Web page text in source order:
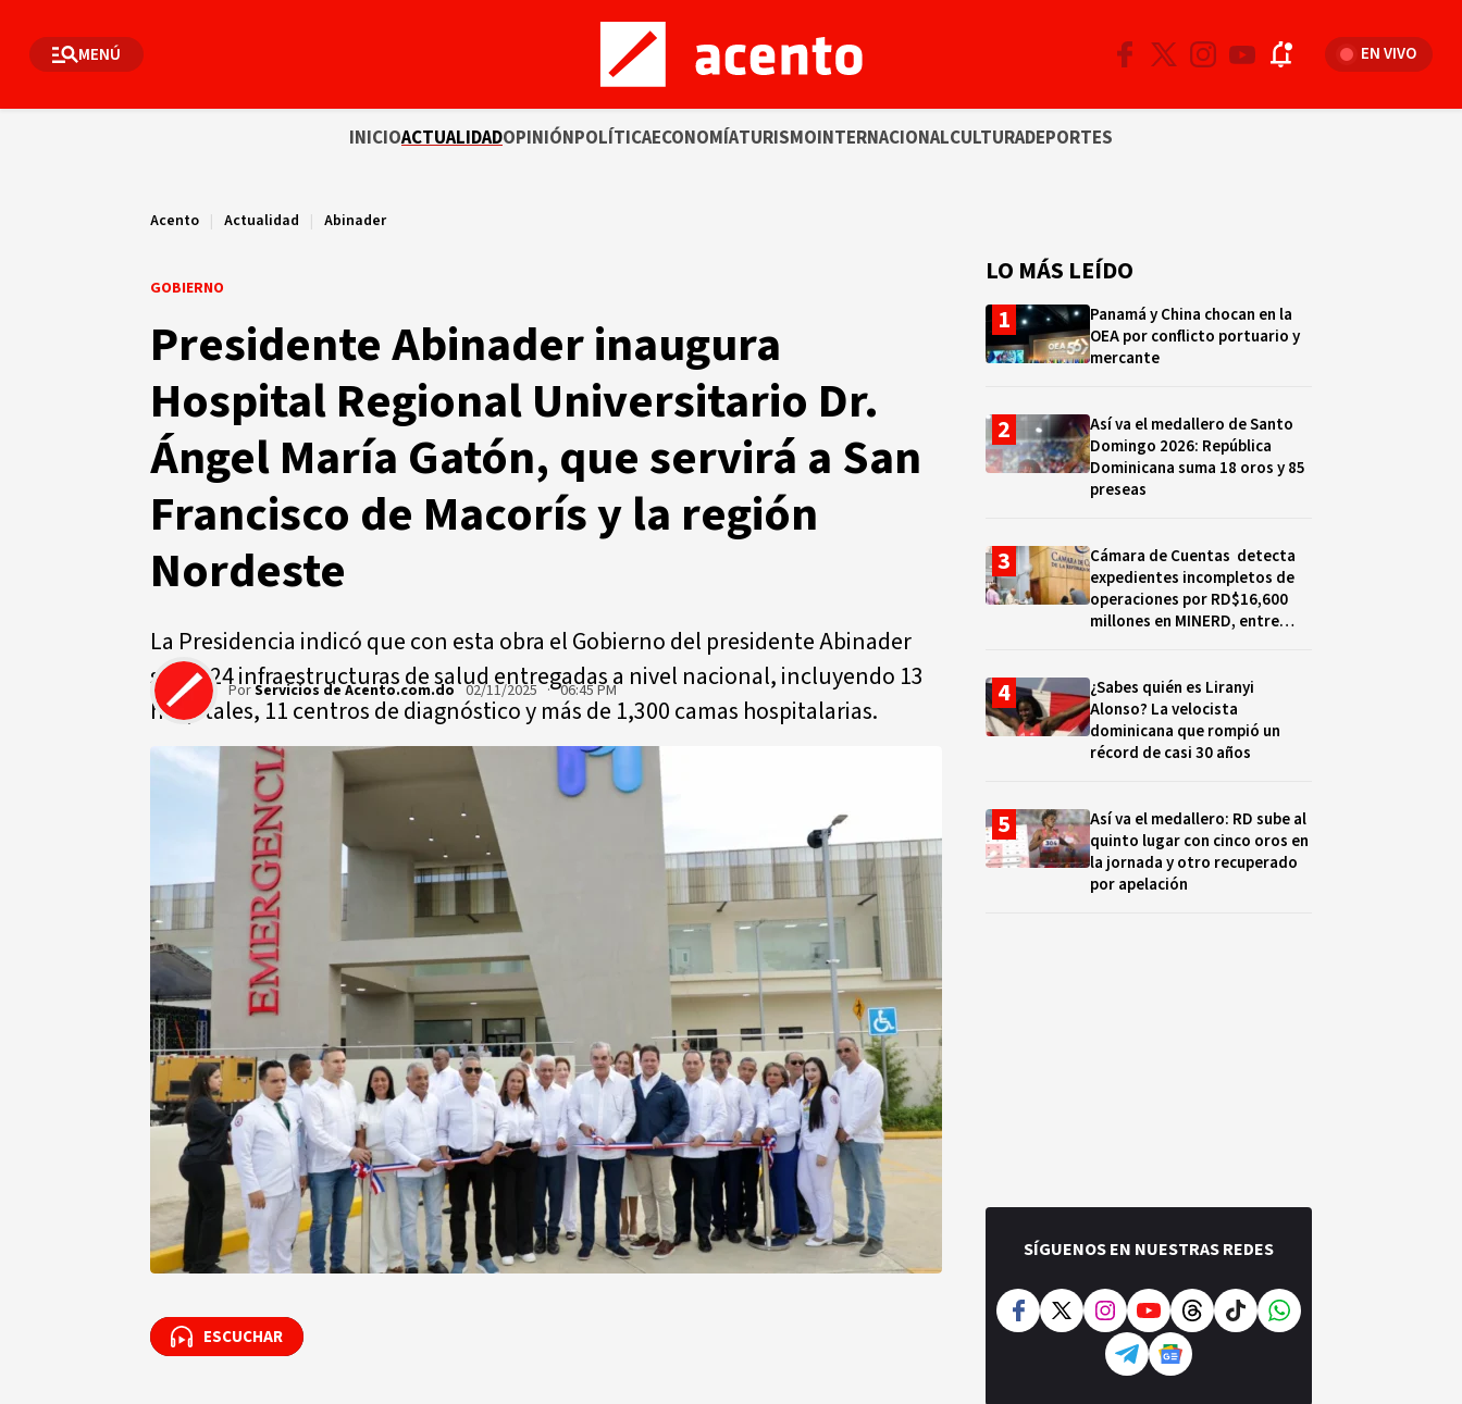
MENÚ EN VIVO
INICIOACTUALIDADOPINIÓNPOLÍTICAECONOMÍATURISMOINTERNACIONALCULTURADEPORTES
Acento | Actualidad | Abinader
GOBIERNO
Presidente Abinader inaugura
Hospital Regional Universitario Dr.
Ángel María Gatón, que servirá a San
Francisco de Macorís y la región
Nordeste
La Presidencia indicó que con esta obra el Gobierno del presidente Abinader
suma 24 infraestructuras de salud entregadas a nivel nacional, incluyendo 13
hospitales, 11 centros de diagnóstico y más de 1,300 camas hospitalarias.
PorServicios de Acento.com.do 02/11/2025 · 06:45 PM
ESCUCHAR
ESCUCHAR
LO MÁS LEÍDO
Panamá y China chocan en la
OEA por conflicto portuario y
mercante
Así va el medallero de Santo
Domingo 2026: República
Dominicana suma 18 oros y 85
preseas
Cámara de Cuentas detecta
expedientes incompletos de
operaciones por RD$16,600
millones en MINERD, entre
¿Sabes quién es Liranyi
Alonso? La velocista
dominicana que rompió un
récord de casi 30 años
Así va el medallero: RD sube al
quinto lugar con cinco oros en
la jornada y otro recuperado
por apelación
SÍGUENOS EN NUESTRAS REDES